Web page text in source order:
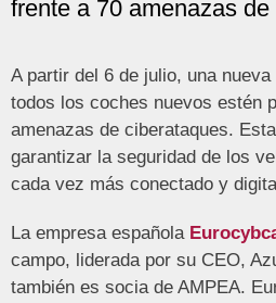
frente a 70 amenazas
A partir del 6 de julio, una
todos los coches nuevos estén
amenazas de ciberataques.
garantizar la seguridad de los
cada vez más conectado y
La empresa española
campo, liderada por su CEO,
también es socia de AMPEA.